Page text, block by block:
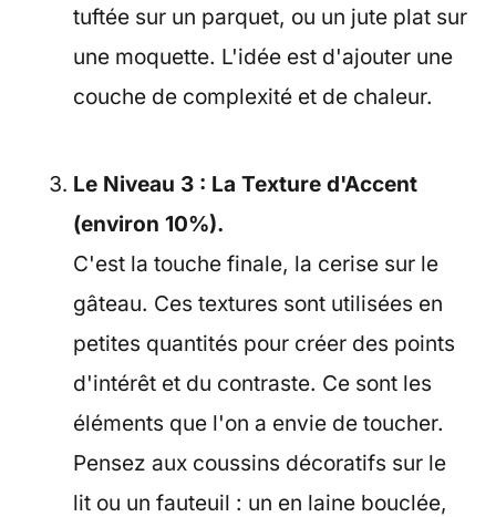
tuftée sur un parquet, ou un jute plat sur
une moquette. L'idée est d'ajouter une
couche de complexité et de chaleur.
Le Niveau 3 : La Texture d'Accent
(environ 10%).
C'est la touche finale, la cerise sur le
gâteau. Ces textures sont utilisées en
petites quantités pour créer des points
d'intérêt et du contraste. Ce sont les
éléments que l'on a envie de toucher.
Pensez aux coussins décoratifs sur le
lit ou un fauteuil : un en laine bouclée,